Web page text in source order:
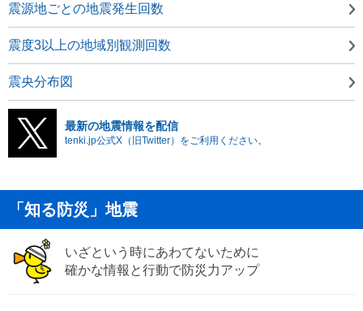
震源地ごとの地震発生回数
震度3以上の地域別観測回数
震央分布図
最新の地震情報を配信
tenki.jp公式X（旧Twitter）をご利用ください。
「知る防災」地震
いざという時にあわてないために
確かな情報と行動で防災力アップ